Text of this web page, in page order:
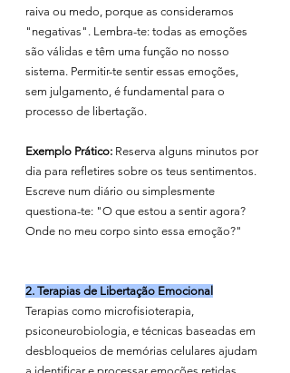
raiva ou medo, porque as consideramos
"negativas". Lembra-te: todas as emoções
são válidas e têm uma função no nosso
sistema. Permitir-te sentir essas emoções,
sem julgamento, é fundamental para o
processo de libertação.
Exemplo Prático: Reserva alguns minutos por
dia para refletires sobre os teus sentimentos.
Escreve num diário ou simplesmente
questiona-te: "O que estou a sentir agora?
Onde no meu corpo sinto essa emoção?"
2. Terapias de Libertação Emocional
Terapias como microfisioterapia,
psiconeurobiologia, e técnicas baseadas em
desbloqueios de memórias celulares ajudam